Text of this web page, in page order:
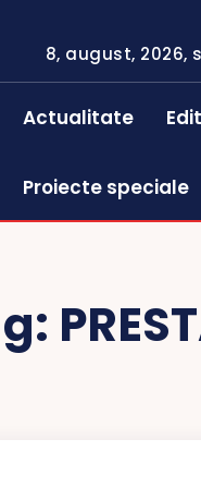
8, august, 2026,
Actualitate
Proiecte speciale